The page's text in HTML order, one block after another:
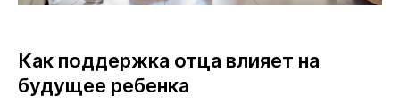
Как поддержка отца влияет на
будущее ребенка